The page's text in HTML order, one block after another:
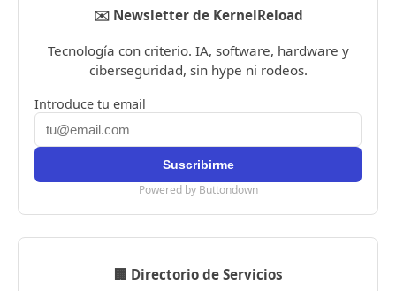
✉️ Newsletter de KernelReload
Tecnología con criterio. IA, software, hardware y
ciberseguridad, sin hype ni rodeos.
Introduce tu email
Powered by Buttondown
🏢 Directorio de Servicios